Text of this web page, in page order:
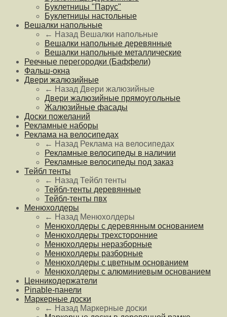
Буклетницы "Парус"
Буклетницы настольные
Вешалки напольные
← Назад Вешалки напольные
Вешалки напольные деревянные
Вешалки напольные металлические
Реечные перегородки (Баффели)
Фальш-окна
Двери жалюзийные
← Назад Двери жалюзийные
Двери жалюзийные прямоугольные
Жалюзийные фасады
Доски пожеланий
Рекламные наборы
Реклама на велосипедах
← Назад Реклама на велосипедах
Рекламные велосипеды в наличии
Рекламные велосипеды под заказ
Тейбл тенты
← Назад Тейбл тенты
Тейбл-тенты деревянные
Тейбл-тенты пвх
Менюхолдеры
← Назад Менюхолдеры
Менюхолдеры с деревянным основанием
Менюхолдеры трехсторонние
Менюхолдеры неразборные
Менюхолдеры разборные
Менюхолдеры с цветным основанием
Менюхолдеры с алюминиевым основанием
Ценникодержатели
Pinable-панели
Маркерные доски
← Назад Маркерные доски